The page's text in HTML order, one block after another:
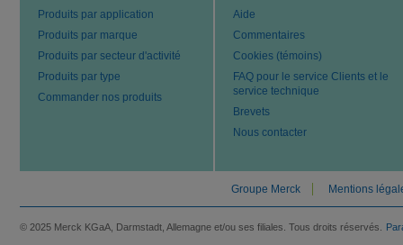
Produits par application
Produits par marque
Produits par secteur d'activité
Produits par type
Commander nos produits
Aide
Commentaires
Cookies (témoins)
FAQ pour le service Clients et le
service technique
Brevets
Nous contacter
Groupe Merck Mentions
© 2025 Merck KGaA, Darmstadt, Allemagne et/ou ses filiales. Tous droits réservés.